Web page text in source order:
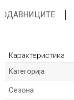
Карактеристика
Kатегорија
Сезона